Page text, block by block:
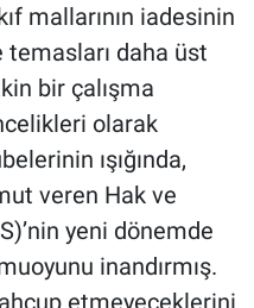
mallarının iadesinin
temasları daha üst
bir çalışma
olarak
ışığında,
veren Hak ve
yeni dönemde
inandırmış.
etmeyeceklerini